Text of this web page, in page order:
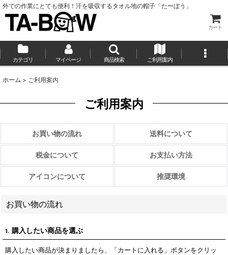
外での作業にとても便利！汗を吸収するタオル地の帽子「たーぼう」
カート
カテゴリ マイページ 商品検索 ご利用案内
ホーム > ご利用案内
ご利用案内
お買い物の流れ 送料について
税金について お支払い方法
アイコンについて 推奨環境
お買い物の流れ
1. 購入したい商品を選ぶ
購入したい商品が決まりましたら、「カートに入れる」ボタンをクリッ